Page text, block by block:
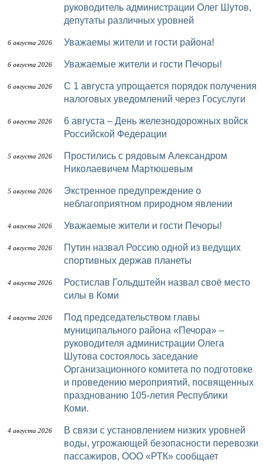
руководитель администрации Олег Шутов,
депутаты различных уровней
6 августа 2026 Уважаемы жители и гости района!
6 августа 2026 Уважаемые жители и гости Печоры!
6 августа 2026
С 1 августа упрощается порядок получения
налоговых уведомлений через Госуслуги
6 августа 2026
6 августа – День железнодорожных войск
Российской Федерации
5 августа 2026
Простились с рядовым Александром
Николаевичем Мартюшевым
5 августа 2026
Экстренное предупреждение о
неблагоприятном природном явлении
4 августа 2026 Уважаемые жители и гости Печоры!
4 августа 2026
Путин назвал Россию одной из ведущих
спортивных держав планеты
4 августа 2026
Ростислав Гольдштейн назвал своё место
силы в Коми
4 августа 2026
Под председательством главы
муниципального района «Печора» –
руководителя администрации Олега
Шутова состоялось заседание
Организационного комитета по подготовке
и проведению мероприятий, посвященных
празднованию 105-летия Республики
Коми.
4 августа 2026
В связи с установлением низких уровней
воды, угрожающей безопасности перевозки
пассажиров, ООО «РТК» сообщает